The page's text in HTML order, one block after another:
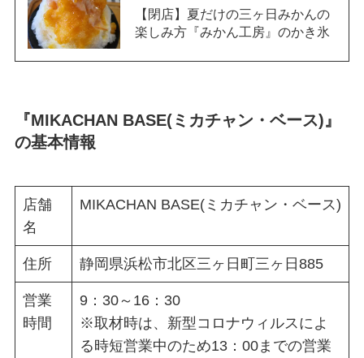
【閉店】夏だけの三ヶ日みかんの
楽しみ方『みかん工房』のかき氷
『MIKACHAN BASE(ミカチャン・ベース)』
の基本情報
店舗
名
MIKACHAN BASE(ミカチャン・ベース)
住所 静岡県浜松市北区三ヶ日町三ヶ日885
営業
時間
9：30～16：30
※取材時は、新型コロナウィルスによ
る時短営業中のため13：00までの営業